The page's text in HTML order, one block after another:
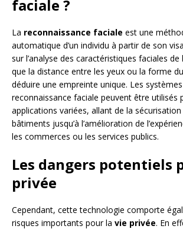
faciale ?
La reconnaissance faciale est une
automatique d’un individu à partir de son
sur l’analyse des caractéristiques faciales
que la distance entre les yeux ou la forme
déduire une empreinte unique. Les
reconnaissance faciale peuvent être utilisés
applications variées, allant de la
bâtiments jusqu’à l’amélioration de
les commerces ou les services publics.
Les dangers potentiels
privée
Cependant, cette technologie comporte
risques importants pour la vie privée. En